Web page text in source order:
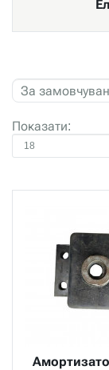
Показати: